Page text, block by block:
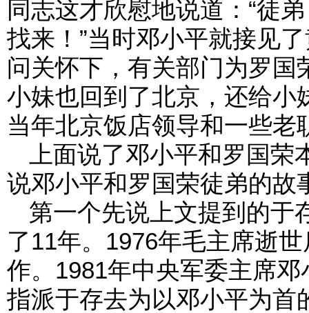
同志这才欣慰地说道：“徒
找来！”当时邓小平就接见
问关怀下，有关部门为罗
小妹也回到了北京，还给小
当年北京饭店领导和一些老
上面说了邓小平和罗国
说邓小平和罗国荣徒弟的故
第一个先说上文提到的于
了11年。1976年毛主席逝
作。1981年中央军委主席
指派于存去为以邓小平为首